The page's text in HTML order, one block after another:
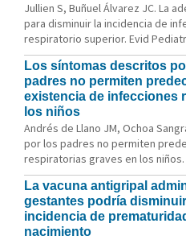
Jullien S, Buñuel Álvarez JC. La
para disminuir la incidencia de
respiratorio superior. Evid
Los síntomas descritos
padres no permiten
existencia de infecciones
los niños
Andrés de Llano JM, Ochoa
por los padres no permiten
respiratorias graves en los niños.
La vacuna antigripal
gestantes podría
incidencia de
nacimiento